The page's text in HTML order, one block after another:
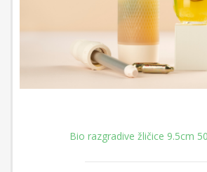
Bio razgradive žličice 9.5cm